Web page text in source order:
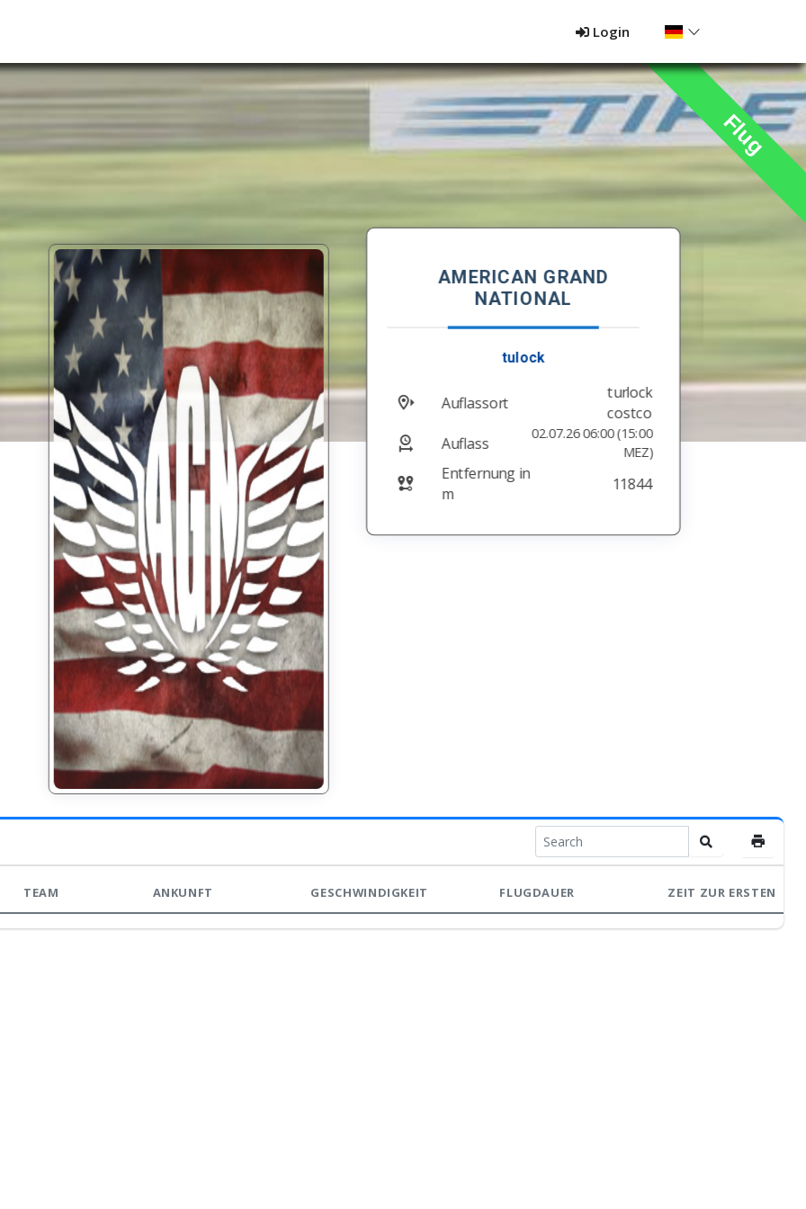
Login
Flug
AMERICAN GRAND
NATIONAL
tulock
Auflassort
turlock
costco
Auflass
02.07.26 06:00 (15:00
MEZ)
Entfernung in
m
11844
Wetter am Auflassort
Keine Daten vorhanden
TEAM ANKUNFT GESCHWINDIGKEIT FLUGDAUER ZEIT ZUR ERSTEN